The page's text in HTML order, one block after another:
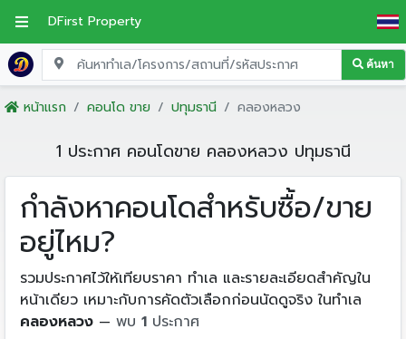
DFirst Property
ค้นหา
หน้าแรก คอนโด ขาย ปทุมธานี คลองหลวง
1 ประกาศ คอนโดขาย คลองหลวง ปทุมธานี
กำลังหาคอนโดสำหรับซื้อ/ขาย
อยู่ไหม?
รวมประกาศไว้ให้เทียบราคา ทำเล และรายละเอียดสำคัญใน
หน้าเดียว เหมาะกับการคัดตัวเลือกก่อนนัดดูจริง ในทำเล
คลองหลวง— พบ 1ประกาศ